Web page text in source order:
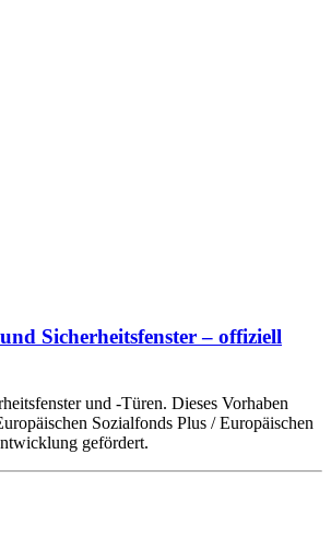
Sicherheitsfenster – offiziell
und -Türen. Dieses Vorhaben
Sozialfonds Plus / Europäischen
gefördert.